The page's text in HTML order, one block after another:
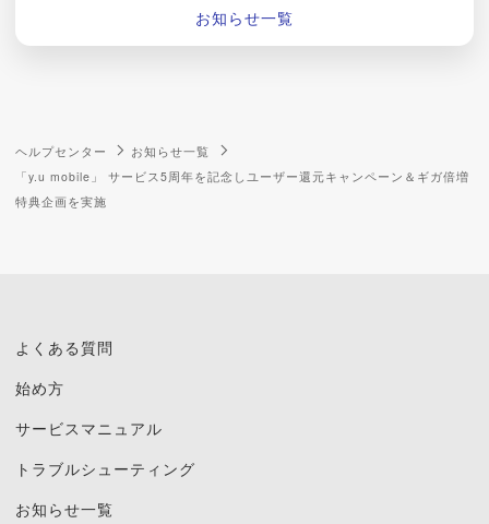
お知らせ一覧
ヘルプセンター
お知らせ一覧
「y.u mobile」 サービス5周年を記念しユーザー還元キャンペーン＆ギガ倍増
特典企画を実施
よくある質問
始め方
サービスマニュアル
トラブルシューティング
お知らせ一覧